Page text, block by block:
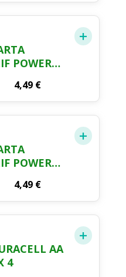
POWER
4,49 €
POWER
4,49 €
AA
4